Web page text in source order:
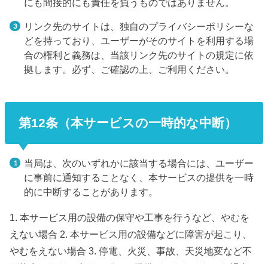
にも間接的にも責任を負うものではありません。
リンク先のサイトは、独自のプライバシーポリシーな
どを持っており、ユーザーがそのサイトを利用する場
合の権利と義務は、当該リンク先のサイトの規定に依
拠します。必ず、ご確認の上、ご利用ください。
第12条（本サービスの一時的な中断）
当局は、次のいずれかに該当する場合には、ユーザー
に事前に通知することなく、本サービスの提供を一時
的に中断することがあります。
1. 本サービス用の設備の保守や工事を行うなど、やむを
えない場合 2. 本サービス用の設備などに障害が起こり、
やむをえない場合 3. 停電、火災、事故、天災地変など不